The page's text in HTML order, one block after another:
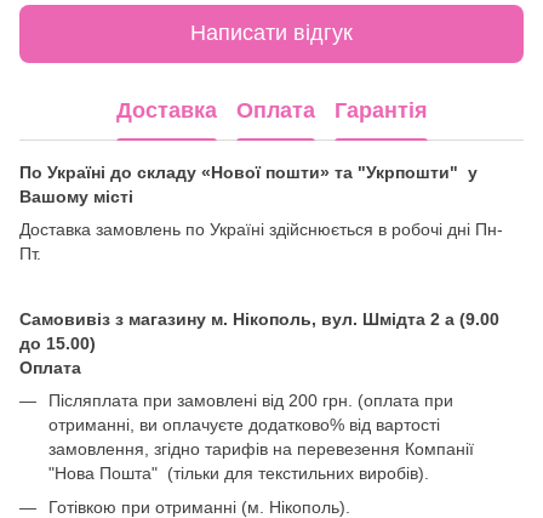
Написати відгук
Доставка Оплата Гарантія
По Україні до складу «Нової пошти» та "Укрпошти" у
Вашому місті
Доставка замовлень по Україні здійснюється в робочі дні Пн-
Пт.
Самовивіз з магазину м. Нікополь, вул. Шмідта 2 а (9.00
до 15.00)
Оплата
Післяплата при замовлені від 200 грн. (оплата при
отриманні, ви оплачуєте додатково% від вартості
замовлення, згідно тарифів на перевезення Компанії
"Нова Пошта" (тільки для текстильних виробів).
Готівкою при отриманні (м. Нікополь).